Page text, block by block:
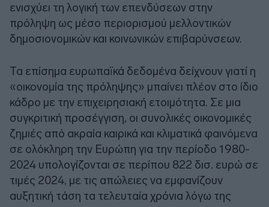
ενισχύει τη λογική των επενδύσεων στην
πρόληψη ως μέσο περιορισμού μελλοντικών
δημοσιονομικών και κοινωνικών επιβαρύνσεων.
Τα επίσημα ευρωπαϊκά δεδομένα δείχνουν γιατί η
«οικονομία της πρόληψης» μπαίνει πλέον στο ίδιο
κάδρο με την επιχειρησιακή ετοιμότητα. Σε μια
συγκριτική προσέγγιση, οι συνολικές οικονομικές
ζημιές από ακραία καιρικά και κλιματικά φαινόμενα
σε ολόκληρη την Ευρώπη για την περίοδο 1980-
2024 υπολογίζονται σε περίπου 822 δισ. ευρώ σε
τιμές 2024, με τις απώλειες να εμφανίζουν
αυξητική τάση τα τελευταία χρόνια λόγω της